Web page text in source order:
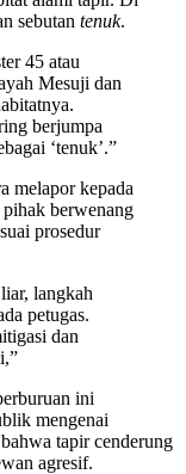
sebutan tenuk.
45 atau
Mesuji dan
berjumpa
‘tenuk’.”
melapor kepada
berwenang
prosedur
langkah
petugas.
dan
ini
mengenai
tapir cenderung
agresif.